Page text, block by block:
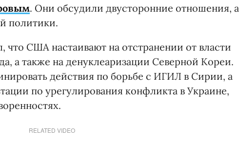
. Они обсудили двусторонние отношения, а
политики.
что США настаивают на отстранении от власти
а также на денуклеаризации Северной Кореи.
действия по борьбе с ИГИЛ в Сирии, а
по урегулирования конфликта в Украине,
RELATED VIDEO